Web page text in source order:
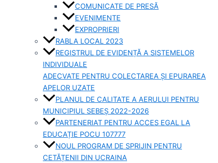
COMUNICATE DE PRESĂ
EVENIMENTE
EXPROPRIERI
RABLA LOCAL 2023
REGISTRUL DE EVIDENȚĂ A SISTEMELOR
INDIVIDUALE
ADECVATE PENTRU COLECTAREA ȘI EPURAREA
APELOR UZATE
PLANUL DE CALITATE A AERULUI PENTRU
MUNICIPIUL SEBEȘ 2022-2026
PARTENERIAT PENTRU ACCES EGAL LA
EDUCAȚIE POCU 107777
NOUL PROGRAM DE SPRIJIN PENTRU
CETĂȚENII DIN UCRAINA